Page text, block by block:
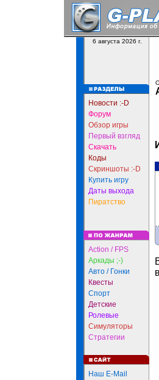
6 августа 2026 г.
Новости :-D
Форум
Обзор игры
Первый взгляд
Скачать
Коды
Скриншоты :-D
Купить игру
Даты выхода
Пиратство
Action / FPS
Аркады ;-)
Авто / Гонки
Квесты
Спорт
Детские
Ролевые
Симуляторы
Стратегии
Наш E-Mail